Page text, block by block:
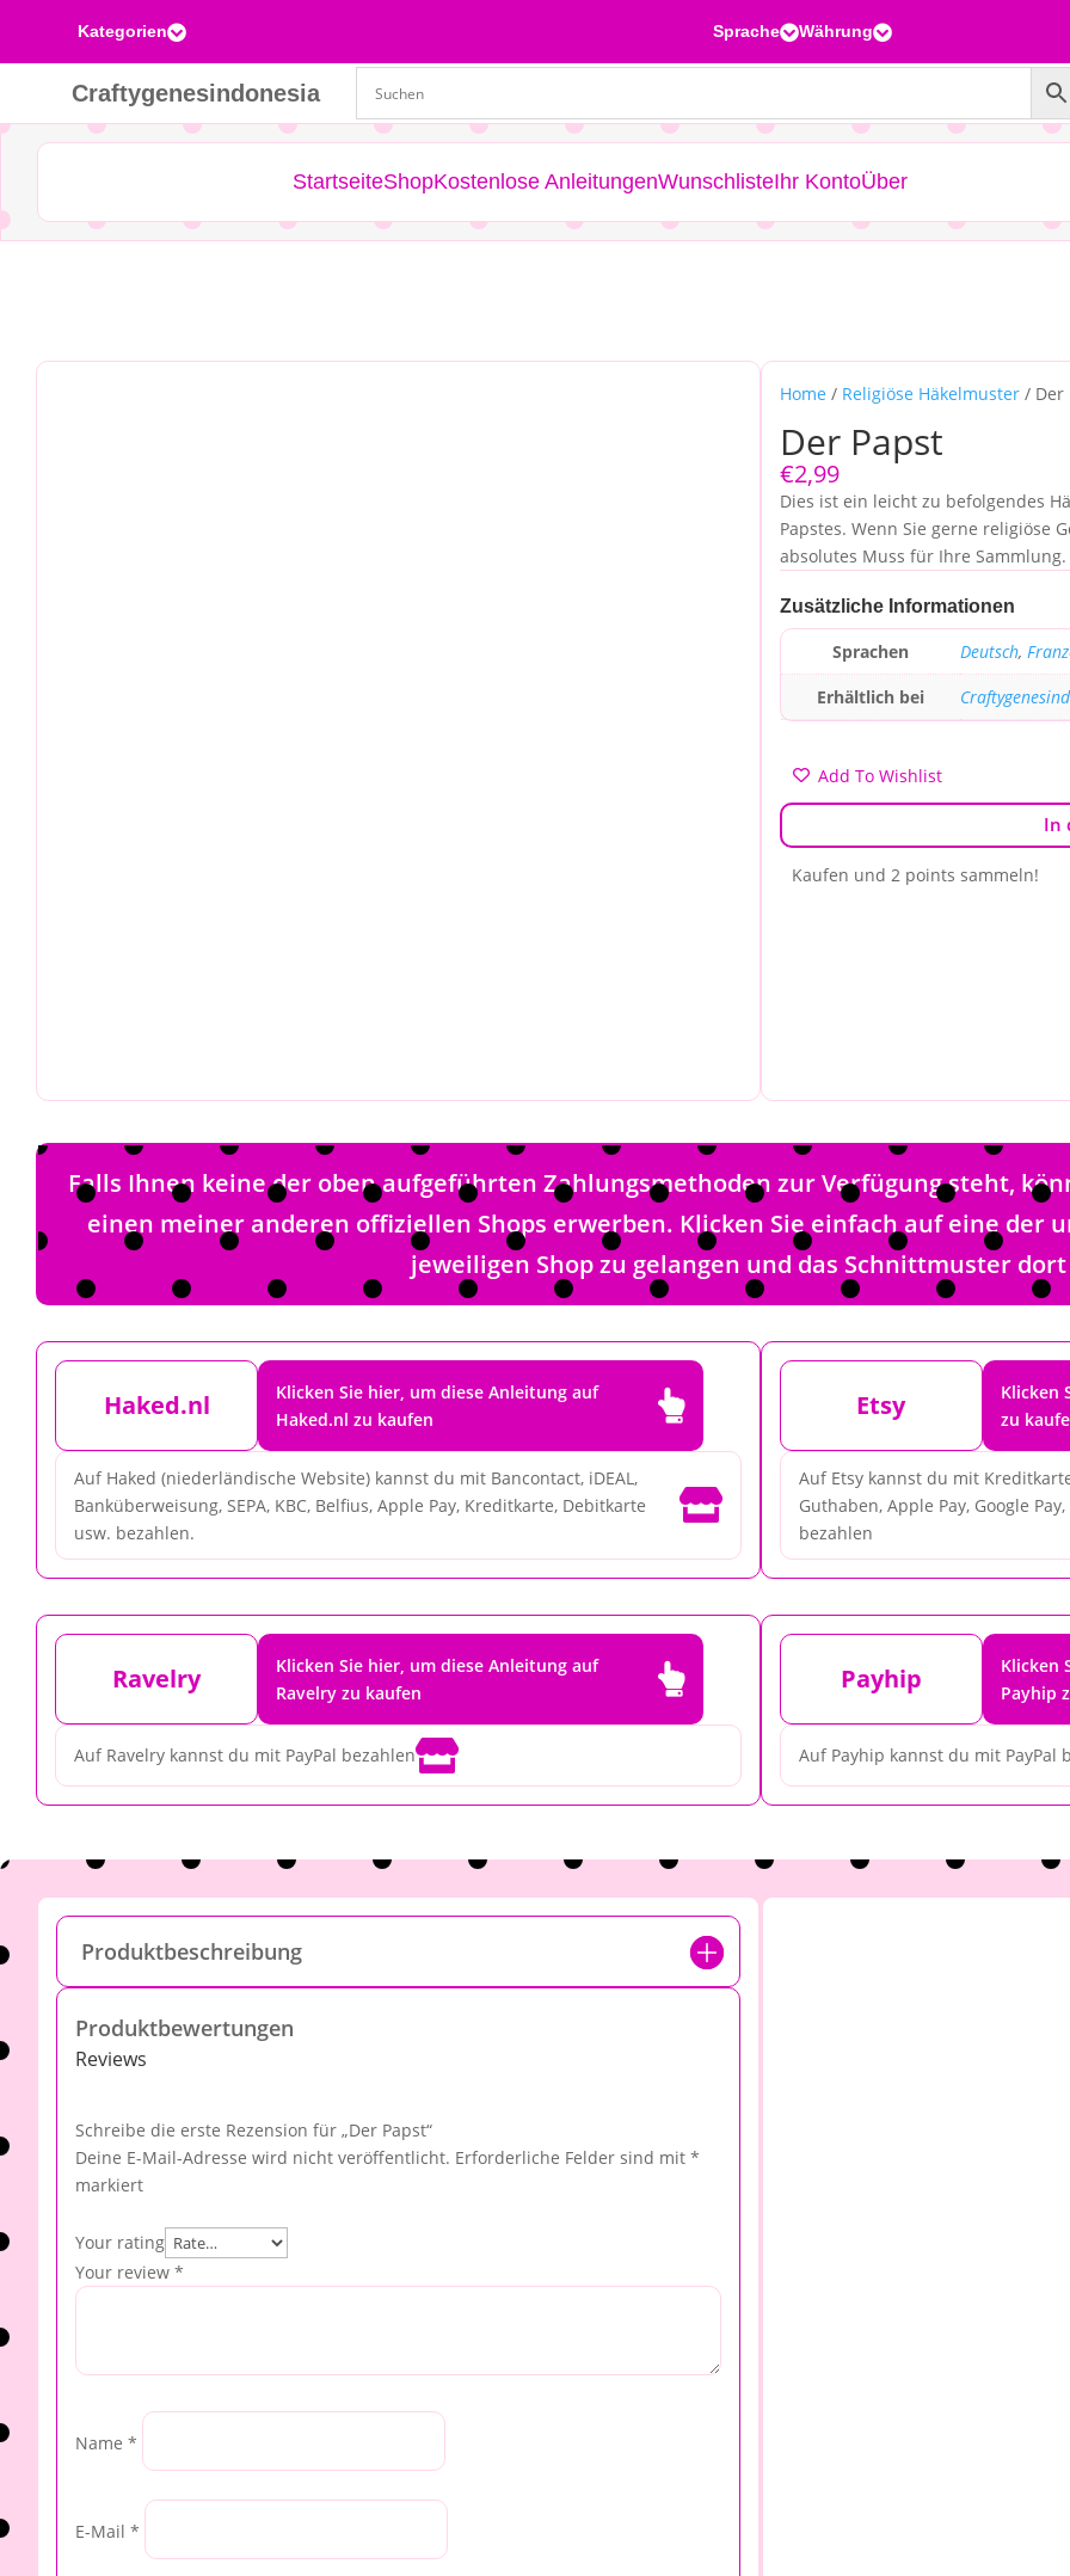
Kategorien SpracheWährung
Craftygenesindonesia
StartseiteShopKostenlose AnleitungenWunschlisteIhr KontoÜber
Home / Religiöse Häkelmuster/ Der
Der Papst
€2,99
Dies ist ein leicht zu befolgendes
Papstes. Wenn Sie gerne religiöse
absolutes Muss für Ihre Sammlung.
Zusätzliche Informationen
Sprachen Deutsch,
Erhältlich bei
Add To Wishlist
In
Kaufen und 2 points sammeln!
Falls Ihnen keine der oben aufgeführten Zahlungsmethoden zur Verfügung steht,
einen meiner anderen offiziellen Shops erwerben. Klicken Sie einfach auf eine der
jeweiligen Shop zu gelangen und das Schnittmuster
Haked.nl
Klicken Sie hier, um diese Anleitung auf
Haked.nl zu kaufen

Auf Haked (niederländische Website) kannst du mit Bancontact, iDEAL,
Banküberweisung, SEPA, KBC, Belfius, Apple Pay, Kreditkarte, Debitkarte
usw. bezahlen.

Etsy
Klicken
zu
Auf Etsy kannst du mit
Guthaben, Apple Pay, Google
bezahlen
Ravelry
Klicken Sie hier, um diese Anleitung auf
Ravelry zu kaufen

Auf Ravelry kannst du mit PayPal bezahlen
Payhip
Klicken
Payhip
Auf Payhip kannst du mit PayPal
Produktbeschreibung
Produktbewertungen
Reviews
Schreibe die erste Rezension für „Der Papst“
Deine E-Mail-Adresse wird nicht veröffentlicht. Erforderliche Felder sind mit *
markiert
Your rating
Your review *
Name *
E-Mail *